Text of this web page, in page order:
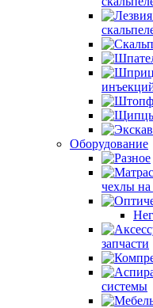
Оборудование
чехлы на
запчасти
системы